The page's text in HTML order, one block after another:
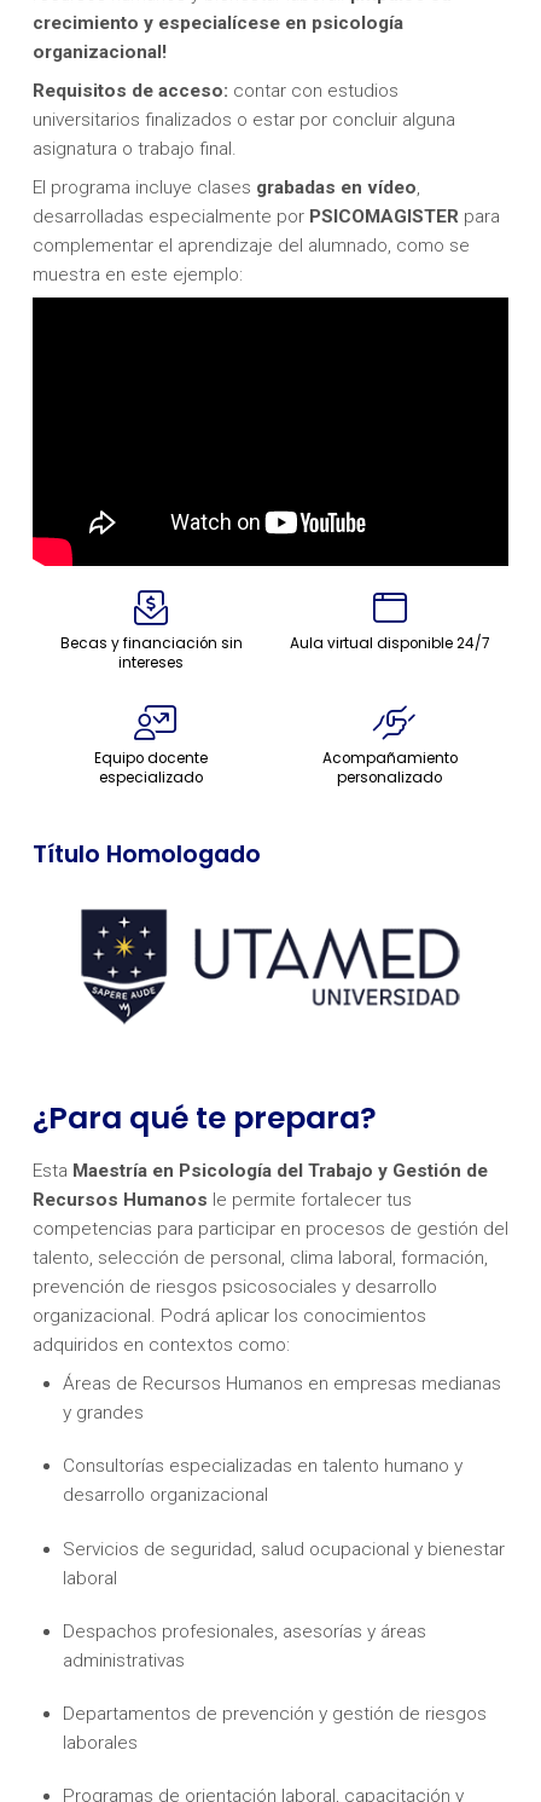
crecimiento y especialícese en psicología
organizacional!
Requisitos de acceso: contar con estudios
universitarios finalizados o estar por concluir alguna
asignatura o trabajo final.
El programa incluye clases grabadas en vídeo
desarrolladas especialmente por PSICOMAGISTER para
complementar el aprendizaje del alumnado, como se
muestra en este ejemplo:
Becas y financiación sin
intereses
Aula virtual disponible 24/7
Equipo docente
especializado
Acompañamiento
personalizado
Título Homologado
¿Para qué te prepara?
Esta Maestría en Psicología del Trabajo y Gestión de
Recursos Humanos le permite fortalecer tus
competencias para participar en procesos de gestión del
talento, selección de personal, clima laboral, formación,
prevención de riesgos psicosociales y desarrollo
organizacional. Podrá aplicar los conocimientos
adquiridos en contextos como:
Áreas de Recursos Humanos en empresas medianas
y grandes
Consultorías especializadas en talento humano y
desarrollo organizacional
Servicios de seguridad, salud ocupacional y bienestar
laboral
Despachos profesionales, asesorías y áreas
administrativas
Departamentos de prevención y gestión de riesgos
laborales
Programas de orientación laboral, capacitación y